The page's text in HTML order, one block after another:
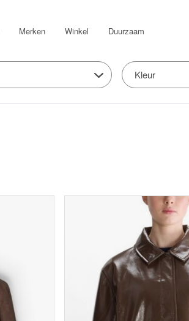
Merken Winkel Duurzaam
Kleur